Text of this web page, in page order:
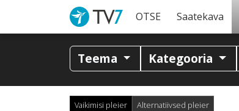
OTSE Saatekava
Teema Kategooria
Vaikimisi pleier Alternatiivsed pleier